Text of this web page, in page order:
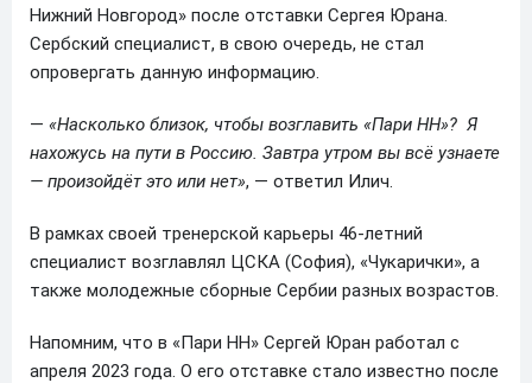
Нижний Новгород» после отставки Сергея Юрана.
Сербский специалист, в свою очередь, не стал
опровергать данную информацию.
— «Насколько близок, чтобы возглавить «Пари НН»? Я
нахожусь на пути в Россию. Завтра утром вы всё узнаете
— произойдёт это или нет», — ответил Илич.
В рамках своей тренерской карьеры 46-летний
специалист возглавлял ЦСКА (София), «Чукарички», а
также молодежные сборные Сербии разных возрастов.
Напомним, что в «Пари НН» Сергей Юран работал с
апреля 2023 года. О его отставке стало известно после